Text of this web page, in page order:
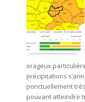
orageux
précipitations
ponctuellement
pouvant atteindre